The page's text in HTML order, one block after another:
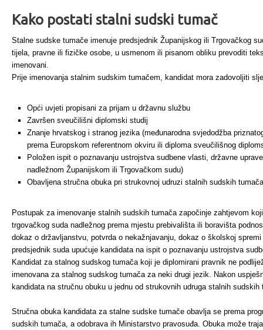
Kako postati stalni sudski tumač
Stalne sudske tumače imenuje predsjednik Županijskog ili Trgovačkog
tijela, pravne ili fizičke osobe, u usmenom ili pisanom obliku prevoditi
imenovani.
Prije imenovanja stalnim sudskim tumačem, kandidat mora zadovoljiti
Opći uvjeti propisani za prijam u državnu službu
Završen sveučilišni diplomski studij
Znanje hrvatskog i stranog jezika (međunarodna svjedodžba
prema Europskom referentnom okviru ili diploma sveučilišnog
Položen ispit o poznavanju ustrojstva sudbene vlasti, državne
nadležnom Županijskom ili Trgovačkom sudu)
Obavljena stručna obuka pri strukovnoj udruzi stalnih sudskih tumača
Postupak za imenovanje stalnih sudskih tumača započinje zahtjevom
trgovačkog suda nadležnog prema mjestu prebivališta ili boravišta
dokaz o državljanstvu, potvrda o nekažnjavanju, dokaz o školskoj
predsjednik suda upućuje kandidata na ispit o poznavanju ustrojstva
Kandidat za stalnog sudskog tumača koji je diplomirani pravnik ne
imenovana za stalnog sudskog tumača za neki drugi jezik. Nakon
kandidata na stručnu obuku u jednu od strukovnih udruga stalnih sudskih
Stručna obuka kandidata za stalne sudske tumače obavlja se prema
sudskih tumača, a odobrava ih Ministarstvo pravosuđa. Obuka može